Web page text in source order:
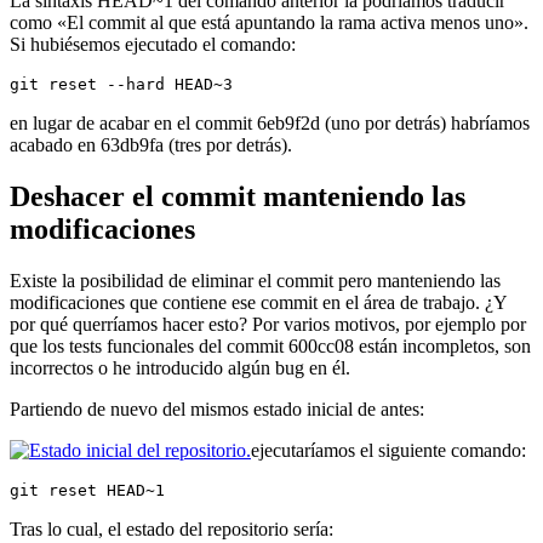
como «El commit al que está apuntando la rama activa menos uno».
Si hubiésemos ejecutado el comando:
git reset --hard HEAD~3
en lugar de acabar en el commit 6eb9f2d (uno por detrás) habríamos
acabado en 63db9fa (tres por detrás).
Deshacer el commit manteniendo las
modificaciones
Existe la posibilidad de eliminar el commit pero manteniendo las
modificaciones que contiene ese commit en el área de trabajo. ¿Y
por qué querríamos hacer esto? Por varios motivos, por ejemplo por
que los tests funcionales del commit 600cc08 están incompletos, son
incorrectos o he introducido algún bug en él.
Partiendo de nuevo del mismos estado inicial de antes:
ejecutaríamos el siguiente comando:
git reset HEAD~1
Tras lo cual, el estado del repositorio sería: